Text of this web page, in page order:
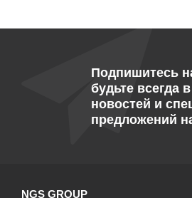
Подпишитесь
будьте всегда
новостей и
предложений
NGS GROUP